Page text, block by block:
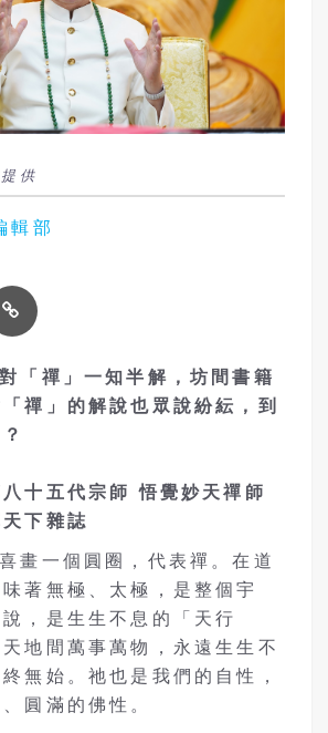
供
輯部
「禪」一知半解，坊間書籍
禪」的解說也眾說紛紜，到
十五代宗師 悟覺妙天禪師
下雜誌
畫一個圓圈，代表禪。在道
著無極、太極，是整個宇
，是生生不息的「天行
地間萬事萬物，永遠生生不
無始。祂也是我們的自性，
圓滿的佛性。